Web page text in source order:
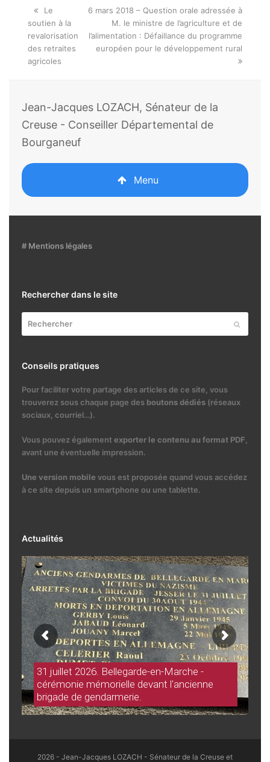
Onglet
précédent:
Le
soutien à la
revalorisation
des retraites
agricoles
next
6 mars 2018 – Question orale adressée à
M. le ministre de l’agriculture et de
l’alimentation : Défaillance du programme
européen pour le développement rural
Jean-Jacques LOZACH, Sénateur de la
Creuse - Conseiller Départemental de
Bourganeuf
Menu
# Mentions légales
Rechercher dans le site
Conseils pratiques
Pour faciliter votre partage des articles de ce site, vous
trouverez sous chaque page des boutons dédiés(réseaux
sociaux, courriel…).
Vous pouvez égalementexporter le contenu au format PDF,
avant une éventuelle impression.
Une version mobile vous est proposée quand vous accédez
à ce site depuis un smartphone ou une tablette.
Actualités
31 juillet 2026. Bellegarde-en-Marche -
cérémonie mémorielle devant l'ancienne
brigade de gendarmerie.
2026 - Jean-Jacques LOZACH - Sénateur de la Creuse et